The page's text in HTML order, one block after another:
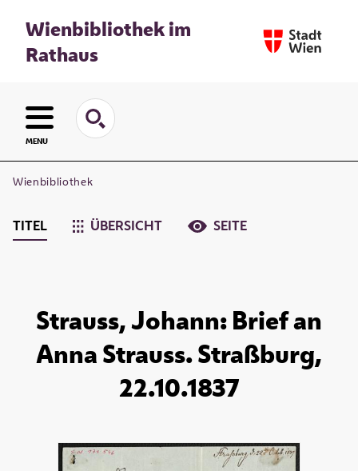
Wienbibliothek im
Rathaus
MENU
Wienbibliothek
TITEL ÜBERSICHT SEITE
Strauss, Johann: Brief an
Anna Strauss. Straßburg,
22.10.1837